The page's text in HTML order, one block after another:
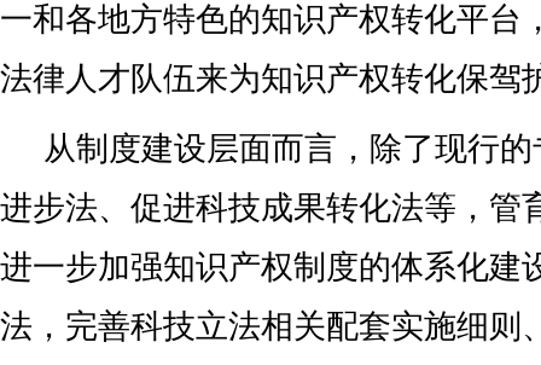
一和各地方特色的知识产权转化平台
法律人才队伍来为知识产权转化保驾
从制度建设层面而言，除了现行
进步法、促进科技成果转化法等，管
进一步加强知识产权制度的体系化建
法，完善科技立法相关配套实施细则